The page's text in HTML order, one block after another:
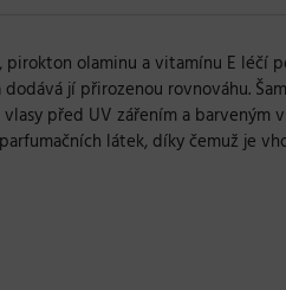
olaminu a vitamínu E léčí
jí přirozenou rovnováhu.
před UV zářením a barveným
látek, díky čemuž je